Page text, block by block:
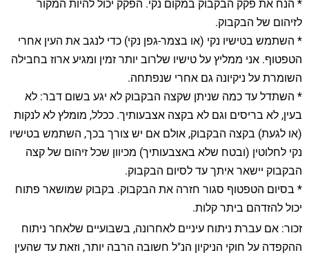
* הנח את פקק הבקבוק במקום נקי. הפקק יכול להיות המקור
לזיהום של הבקבוק.
* השתמש בטישיו נקי (או בצמר-גפן נקי) כדי לנגב את העין אחרי
הטפטוף. אני ממליץ על טישיו שלרוב יותר זמין ומגיע ארוז בחבילה
השומרת על ניקיונה גם אחרי שנפתחה.
* השתדל עד כמה שניתן שקצה הבקבוק לא יגע בשום דבר: לא
בעין, לא בריסים וגם לא בקצה אצבעותיך. ככלל, מומלץ לא לנקות
(או לגעת) בקצה הבקבוק, אולם אם יש צורך בכך, השתמש בטישיו
נקי לחלוטין (ובטח שלא באצבעותיך) מכיוון שכל זיהום של קצה
הבקבוק יישאר איתך עד לסיום הבקבוק.
* בסיום הטפטוף סגור חזרה את הבקבוק. בקבוק שמושאר פתוח
יכול להזדהם ביתר קלות.
זכור: אם עברת ניתוח עיניים לאחרונה, בשבועיים שלאחר ניתוח
ההקפדה על חוקי הניקיון הנ"ל חשובה הרבה יותר, וזאת עד שהעין